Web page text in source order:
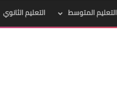
التعليم المتوسط التعليم الثانوي